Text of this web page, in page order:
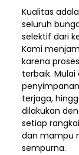
Kualitas
seluruh
selektif dari
Kami
karena
terbaik.
terjaga,
dilakukan
setiap
dan mampu
sempurna.